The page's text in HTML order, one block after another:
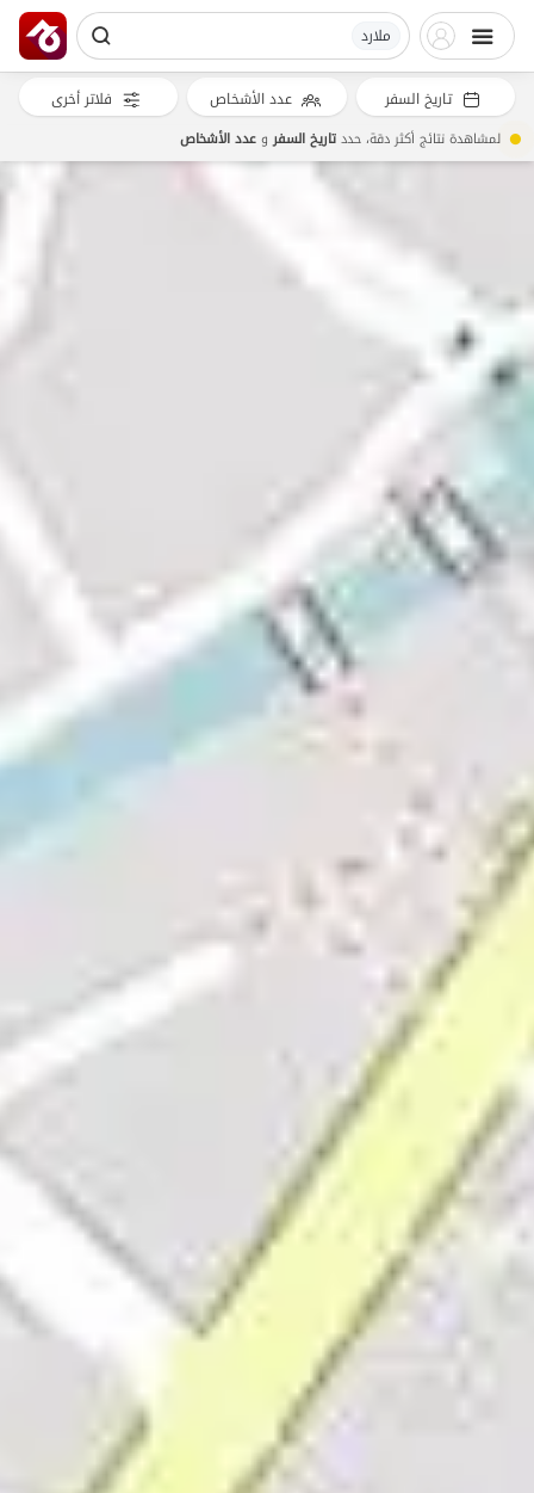
ملارد
تاريخ السفر عدد الأشخاص فلاتر أخرى
لمشاهدة نتائج أكثر دقة، حددتاريخ السفروعدد الأشخاص